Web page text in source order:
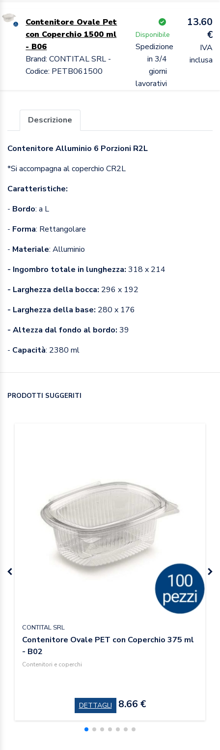
Contenitore Ovale Pet
con Coperchio 1500 ml
- B06
Brand: CONTITAL SRL -
Codice: PETB061500
Disponibile
Spedizione
in 3/4
giorni
lavorativi
13.60
€
IVA
inclusa
Descrizione
Contenitore Alluminio 6 Porzioni R2L
*Si accompagna al coperchio CR2L
Caratteristiche:
- Bordo: a L
- Forma: Rettangolare
- Materiale: Alluminio
- Ingombro totale in lunghezza: 318 x 214
- Larghezza della bocca: 296 x 192
- Larghezza della base: 280 x 176
- Altezza dal fondo al bordo: 39
- Capacità: 2380 ml
PRODOTTI SUGGERITI
CONTITAL SRL
Contenitore Ovale PET con Coperchio 375 ml
- B02
Contenitori e coperchi
DETTAGLI 8.66 €